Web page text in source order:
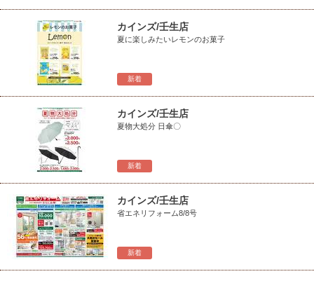
新着
カインズ/壬生店
夏に楽しみたいレモンのお菓子
新着
カインズ/壬生店
夏物大処分 日傘〇
新着
カインズ/壬生店
省エネリフォーム8/8号